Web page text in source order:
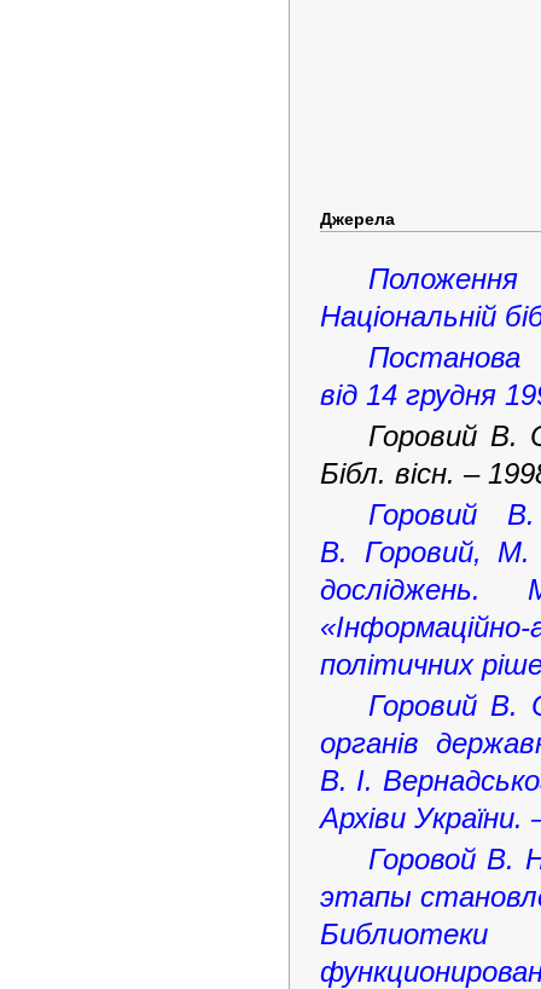
Джерела
Положення
Національній
від 14 грудня
Горовий В.
Бібл. вісн. –
Горовий
В. Горовий, М.
досліджень.
політичних
Горовий В.
органів
В. І.
Архіви
Горовой В.
этапы
Библиотеки